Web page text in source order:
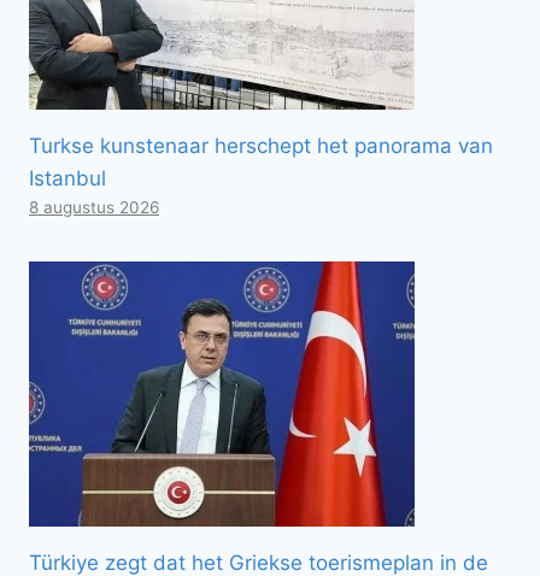
Turkse kunstenaar herschept het panorama van
Istanbul
8 augustus 2026
Türkiye zegt dat het Griekse toerismeplan in de